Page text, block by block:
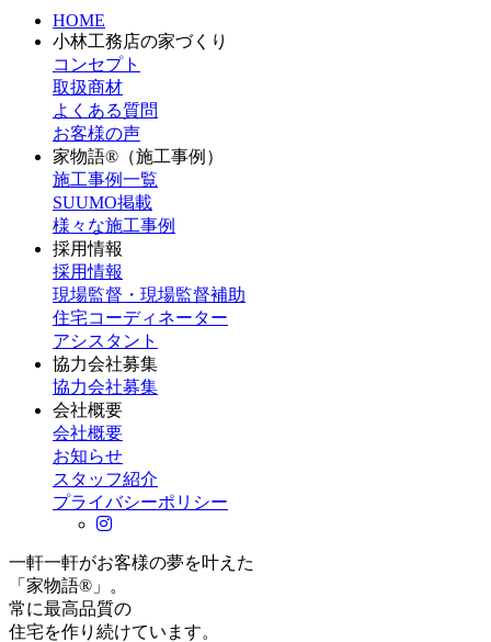
HOME
小林工務店の家づくり
コンセプト
取扱商材
よくある質問
お客様の声
家物語®（施工事例）
施工事例一覧
SUUMO掲載
様々な施工事例
採用情報
採用情報
現場監督・現場監督補助
住宅コーディネーター
アシスタント
協力会社募集
協力会社募集
会社概要
会社概要
お知らせ
スタッフ紹介
プライバシーポリシー
一軒一軒がお客様の夢を叶えた
「家物語®」。
常に最高品質の
住宅を作り続けています。